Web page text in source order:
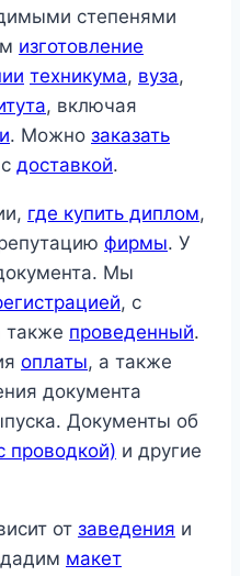
степенями
изготовление
техникума, вуза,
, включая
. Можно заказать
доставкой.
где купить диплом,
фирмы. У
Мы
, с
также проведенный.
оплаты, а также
документа
Документы об
проводкой) и другие
от заведения и
макет